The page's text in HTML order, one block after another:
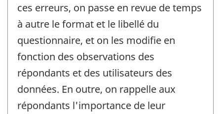
ces erreurs, on passe en revue de temps
à autre le format et le libellé du
questionnaire, et on les modifie en
fonction des observations des
répondants et des utilisateurs des
données. En outre, on rappelle aux
répondants l'importance de leur